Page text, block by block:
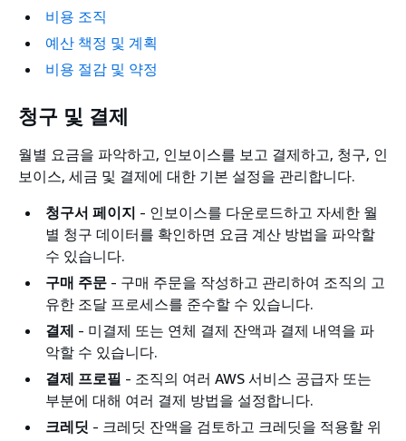
비용 조직
예산 책정 및 계획
비용 절감 및 약정
청구 및 결제
월별 요금을 파악하고, 인보이스를 보고 결제하고, 청구, 인
보이스, 세금 및 결제에 대한 기본 설정을 관리합니다.
청구서 페이지 - 인보이스를 다운로드하고 자세한 월
별 청구 데이터를 확인하면 요금 계산 방법을 파악할
수 있습니다.
구매 주문 - 구매 주문을 작성하고 관리하여 조직의 고
유한 조달 프로세스를 준수할 수 있습니다.
결제 - 미결제 또는 연체 결제 잔액과 결제 내역을 파
악할 수 있습니다.
결제 프로필 - 조직의 여러 AWS 서비스 공급자 또는
부분에 대해 여러 결제 방법을 설정합니다.
크레딧 - 크레딧 잔액을 검토하고 크레딧을 적용할 위